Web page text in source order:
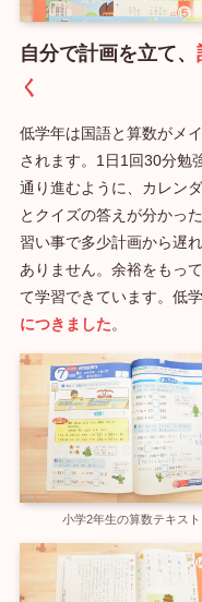
自分で計画を立て、
く
低学年は国語と算数がメ
されます。1日1回30分勉
通り進むように、カレン
とクイズの答えが分かっ
習い事で多少計画から遅
ありません。余裕をもっ
て学習できています。低
につきました。
小学2年生の算数テキスト